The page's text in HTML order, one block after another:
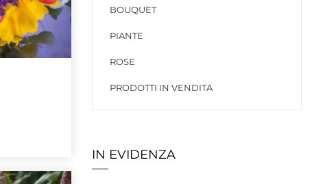
BOUQUET
PIANTE
ROSE
PRODOTTI IN VENDITA
IN EVIDENZA